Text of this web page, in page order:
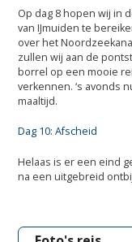
Op dag 8 hopen wij in
van IJmuiden te
over het
zullen wij aan de
borrel op een mooie
verkennen. ‘s avonds
maaltijd.
Dag 10: Afscheid
Helaas is er een eind
na een uitgebreid